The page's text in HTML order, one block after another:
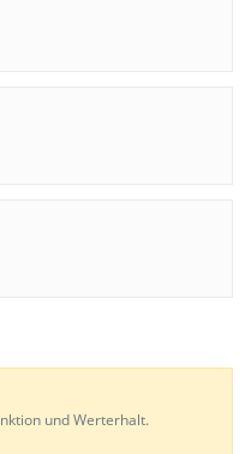
und Werterhalt.